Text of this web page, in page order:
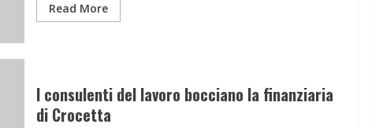
Read More
I consulenti del lavoro bocciano la finanziaria
di Crocetta